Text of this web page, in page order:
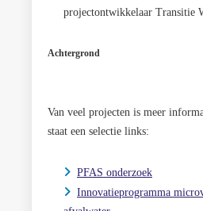
projectontwikkelaar Transitie
Achtergrond
Van veel projecten is meer
staat een selectie links:
PFAS onderzoek
Innovatieprogramma